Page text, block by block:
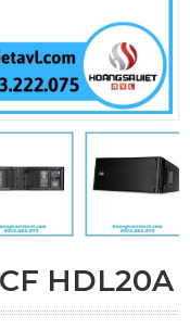
HDL20A